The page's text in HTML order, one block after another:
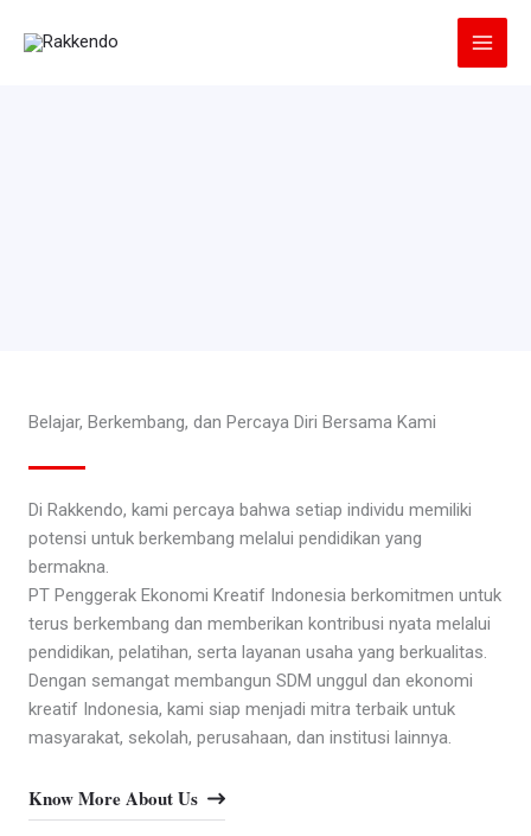
Belajar, Berkembang, dan Percaya Diri Bersama Kami
Di Rakkendo, kami percaya bahwa setiap individu memiliki
potensi untuk berkembang melalui pendidikan yang
bermakna.
PT Penggerak Ekonomi Kreatif Indonesia berkomitmen untuk
terus berkembang dan memberikan kontribusi nyata melalui
pendidikan, pelatihan, serta layanan usaha yang berkualitas.
Dengan semangat membangun SDM unggul dan ekonomi
kreatif Indonesia, kami siap menjadi mitra terbaik untuk
masyarakat, sekolah, perusahaan, dan institusi lainnya.
Know More About Us